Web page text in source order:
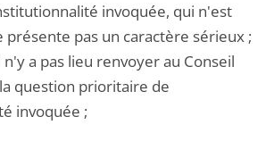
invoquée, qui n'est
présente pas un caractère sérieux ;
a pas lieu renvoyer au Conseil
question prioritaire de
invoquée ;